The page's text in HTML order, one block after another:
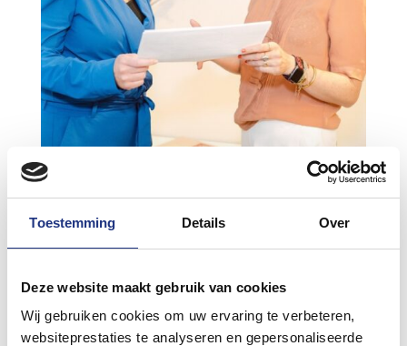
Toestemming Details Over
Deze website maakt gebruik van cookies
Wij gebruiken cookies om uw ervaring te verbeteren,
websiteprestaties te analyseren en gepersonaliseerde
doorGea Huisman sep 26, 2024
werkgeluk en mensgerichte organisaties.
Werkgeluk is een essentieel onderdeel van